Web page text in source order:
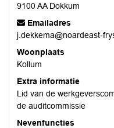
9100 AA Dokkum
Emailadres
j.dekkema@noardeast-
Woonplaats
Kollum
Extra informatie
Lid van de
de auditcommissie
Nevenfuncties